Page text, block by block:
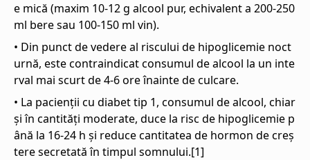
e mică (maxim 10-12 g alcool pur, echivalent a 200-250
ml bere sau 100-150 ml vin).
• Din punct de vedere al riscului de hipoglicemie noct
urnă, este contraindicat consumul de alcool la un inte
rval mai scurt de 4-6 ore înainte de culcare.
• La pacienții cu diabet tip 1, consumul de alcool, chiar
și în cantități moderate, duce la risc de hipoglicemie p
ână la 16-24 h și reduce cantitatea de hormon de creș
tere secretată în timpul somnului.[1]